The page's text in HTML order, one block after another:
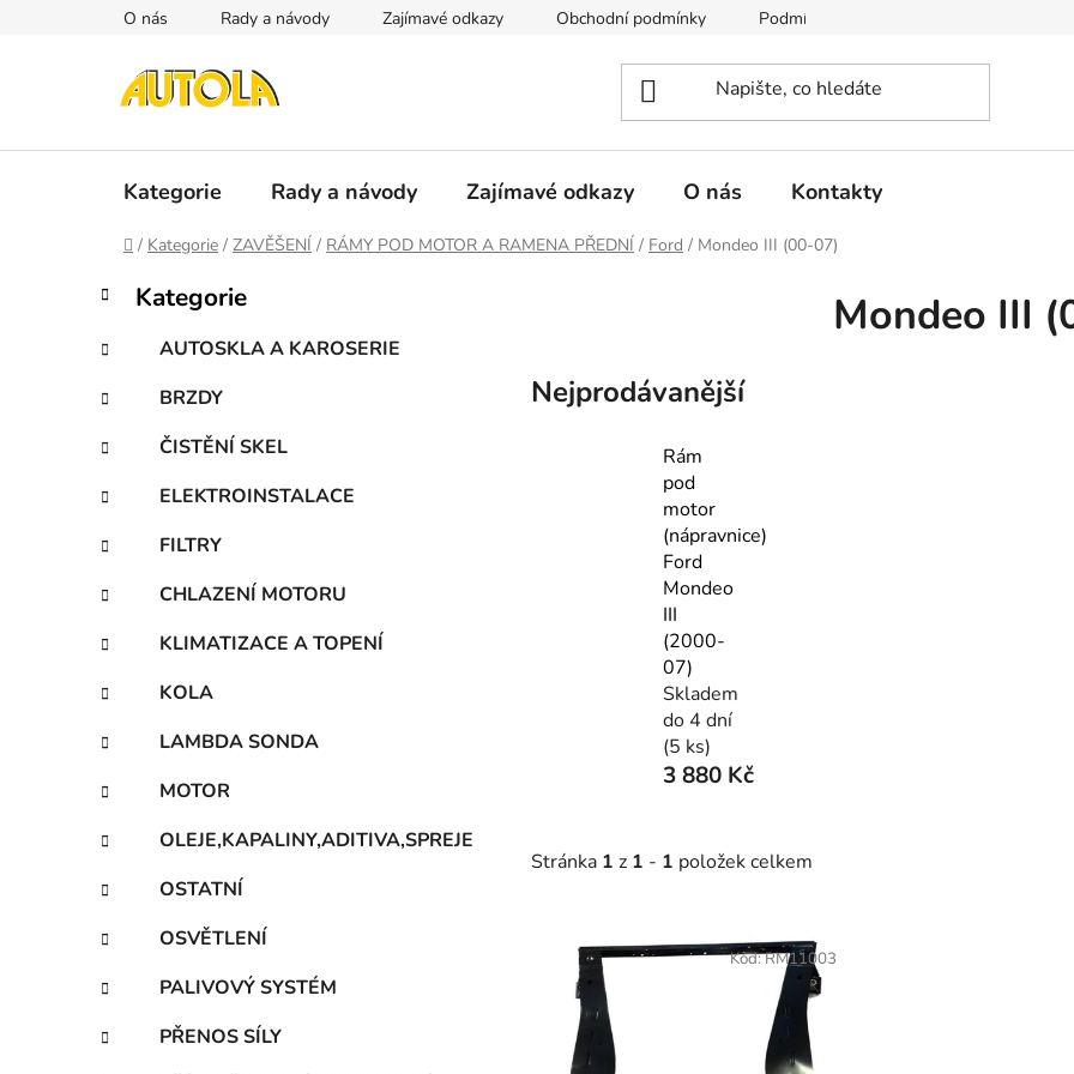
O nás Rady a návody Zajímavé odkazy Obchodní podmínky Podmínky ochrany osobních údajů
Kategorie Rady a návody Zajímavé odkazy O nás Kontakty
Domů
/ Kategorie / ZAVĚŠENÍ / RÁMY POD MOTOR A RAMENA PŘEDNÍ / Ford / Mondeo III (00-07)
P
s
r
a
n
í
p
a
e
l
Přeskočit
kategorie
K
a
e
g
o
r
e
Kategorie
AUTOSKLA A KAROSERIE
BRZDY
ČISTĚNÍ SKEL
ELEKTROINSTALACE
FILTRY
CHLAZENÍ MOTORU
KLIMATIZACE A TOPENÍ
KOLA
LAMBDA SONDA
MOTOR
OLEJE,KAPALINY,ADITIVA,SPREJE
OSTATNÍ
OSVĚTLENÍ
PALIVOVÝ SYSTÉM
PŘENOS SÍLY
Mondeo III
Nejprodávanější
Rám
pod
motor
(nápravnice)
Ford
Mondeo
III
(2000-
07)
Skladem
do 4 dní
(5 ks)
3 880 Kč
Stránka 1 z 1 - 1 položek celkem
Kód:RM11003